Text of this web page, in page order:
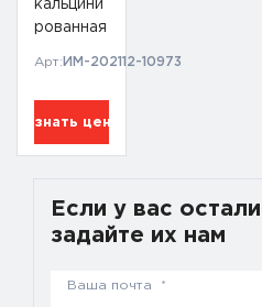
кальцини
рованная
Арт: ИМ-202112-10973
Узнать цену
Если у вас
задайте их нам
Ваша почта *